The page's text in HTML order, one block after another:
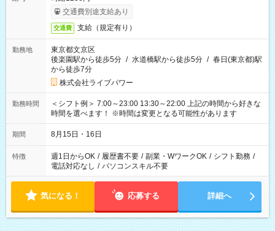
交通費別途支給あり
交通費 支給（規定有り）
勤務地
東京都文京区
後楽園駅から徒歩5分 / 水道橋駅から徒歩5分 / 春日(東京都)駅
から徒歩7分
株式会社ライブパワー
勤務時間
＜シフト例＞ 7:00～23:00 13:30～22:00 上記の時間から好きな
時間を選べます！ ※時間は変更となる可能性があります
期間 8月15日・16日
特徴 週1日からOK / 履歴書不要 / 副業・WワークOK / シフト勤務 /
電話対応なし / パソコンスキル不要
気になる！ 応募する 詳細へ